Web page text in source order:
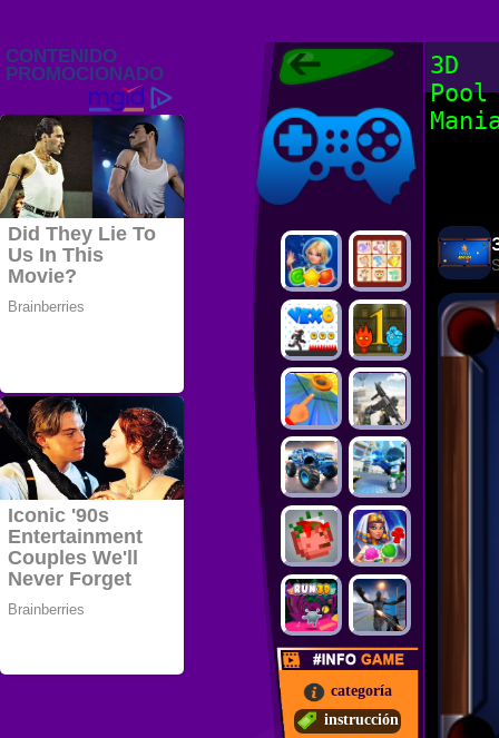
Juegos Friv
2022, Juegos
2022
Juegos Friv
categoría
instrucción
3D
Pool